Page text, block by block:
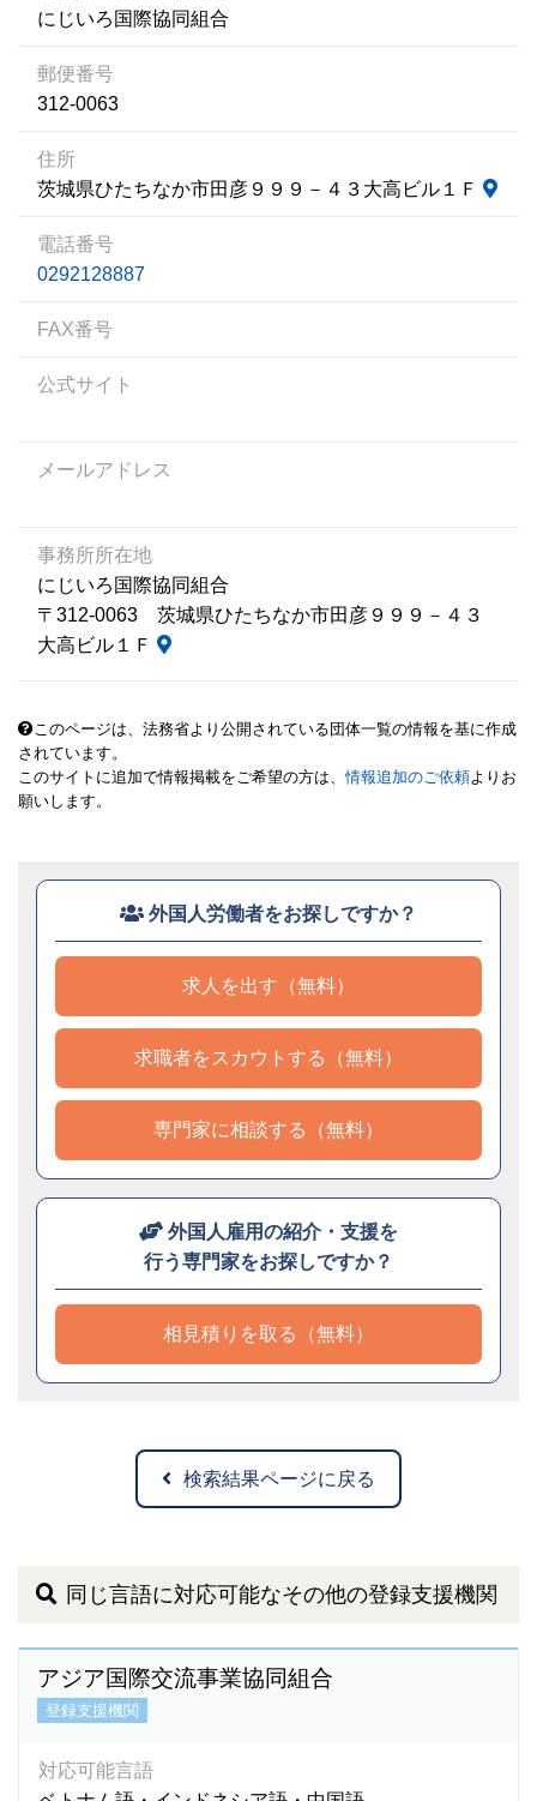
にじいろ国際協同組合
郵便番号
312-0063
住所
茨城県ひたちなか市田彦９９９－４３大高ビル１Ｆ
電話番号
0292128887
FAX番号
公式サイト
メールアドレス
事務所所在地
にじいろ国際協同組合
〒312-0063 茨城県ひたちなか市田彦９９９－４３
大高ビル１Ｆ
このページは、法務省より公開されている団体一覧の情報を基に作成
されています。
このサイトに追加で情報掲載をご希望の方は、情報追加のご依頼よりお
願いします。
外国人労働者をお探しですか？
求人を出す（無料）
求職者をスカウトする（無料）
専門家に相談する（無料）
外国人雇用の紹介・支援を
行う専門家をお探しですか？
相見積りを取る（無料）
検索結果ページに戻る
同じ言語に対応可能なその他の登録支援機関
アジア国際交流事業協同組合
登録支援機関
対応可能言語